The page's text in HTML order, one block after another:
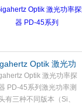
Optik 激光功
测器 PD-45系列
Optik 激光功率探
PD-45系列激光功率测
有三种不同版本（Si、